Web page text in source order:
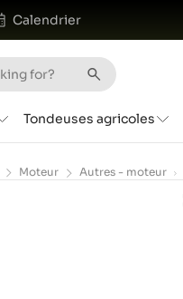
Calendrier
Tondeuses agricoles
Moteur Autres - moteur